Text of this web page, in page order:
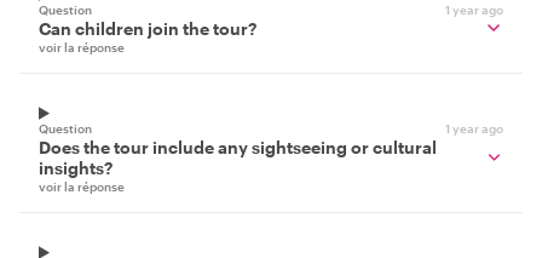
Question 1 year ago
Can children join the tour?
voir la réponse
Question 1 year ago
Does the tour include any sightseeing or cultural
insights?
voir la réponse